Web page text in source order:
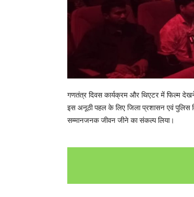
गणतंत्र दिवस कार्यक्रम और थिएटर में फिल्म
इस अनूठी पहल के लिए जिला प्रशासन एवं पुलिस
सम्मानजनक जीवन जीने का संकल्प लिया।